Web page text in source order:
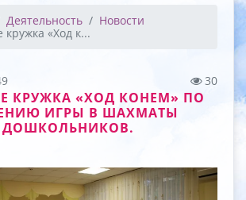
Деятельность
Новости
«Ход к...
30
КРУЖКА «ХОД КОНЕМ» ПО
ИГРЫ В ШАХМАТЫ
ДОШКОЛЬНИКОВ.